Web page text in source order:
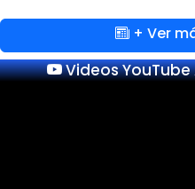
+ Ver
Videos YouTube